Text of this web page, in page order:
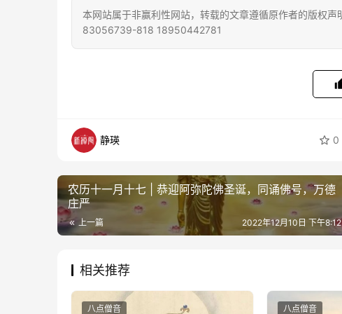
本网站属于非赢利性网站，转载的文章遵循原作者的版权
83056739-818 18950442781
静瑛 0
农历十一月十七 | 恭迎阿弥陀佛圣诞，同诵佛号，万德
庄严
上一篇 2022年12月10日 下午8:12
相关推荐
八点僧音 八点僧音